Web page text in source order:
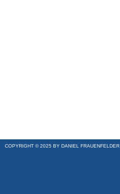
COPYRIGHT © 2025 BY DANIEL FRAUENFELDER